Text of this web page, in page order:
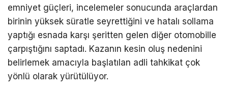
emniyet güçleri, incelemeler sonucunda araçlardan
birinin yüksek süratle seyrettiğini ve hatalı sollama
yaptığı esnada karşı şeritten gelen diğer otomobille
çarpıştığını saptadı. Kazanın kesin oluş nedenini
belirlemek amacıyla başlatılan adli tahkikat çok
yönlü olarak yürütülüyor.